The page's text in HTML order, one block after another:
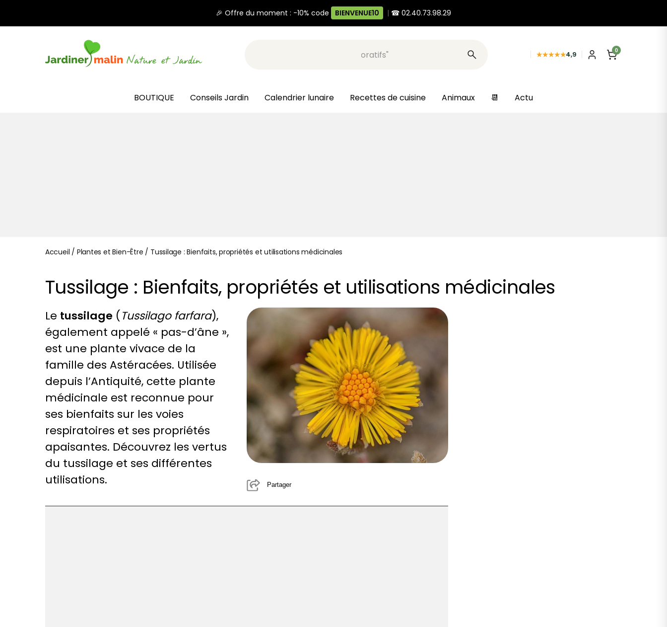
🎉 Offre du moment : -10% code BIENVENUE10 | ☎ 02.40.73.98.29
Recherche, ex: "pots décoratifs" ★★★★★4,9 0
BOUTIQUE Conseils Jardin Calendrier lunaire Recettes de cuisine Animaux 📆 Actu
Accueil / Plantes et Bien-Être / Tussilage : Bienfaits, propriétés et utilisations médicinales
Tussilage : Bienfaits, propriétés et utilisations médicinales
Partager
Le tussilage ( Tussilago farfara),
également appelé « pas-d’âne »,
est une plante vivace de la
famille des Astéracées. Utilisée
depuis l’Antiquité, cette plante
médicinale est reconnue pour
ses bienfaits sur les voies
respiratoires et ses propriétés
apaisantes. Découvrez les vertus
du tussilage et ses différentes
utilisations.